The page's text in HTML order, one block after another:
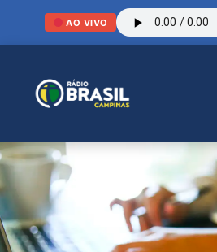
AO VIVO